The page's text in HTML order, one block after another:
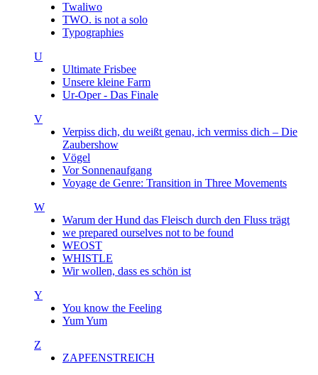
Twaliwo
TWO. is not a solo
Typographies
U
Ultimate Frisbee
Unsere kleine Farm
Ur-Oper - Das Finale
V
Verpiss dich, du weißt genau, ich vermiss dich – Die
Zaubershow
Vögel
Vor Sonnenaufgang
Voyage de Genre: Transition in Three Movements
W
Warum der Hund das Fleisch durch den Fluss trägt
we prepared ourselves not to be found
WEOST
WHISTLE
Wir wollen, dass es schön ist
Y
You know the Feeling
Yum Yum
Z
ZAPFENSTREICH